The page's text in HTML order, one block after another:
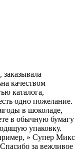
качеством
каталога,
одно пожелание.
в шоколаде,
в обычную бумагу
упаковку.
» Супер Микс
за вежливое